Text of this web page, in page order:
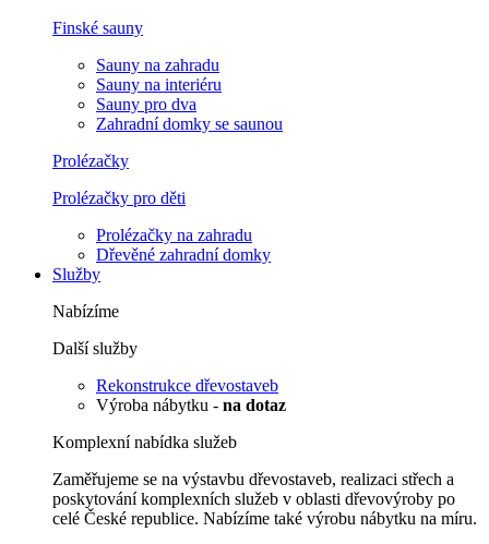
Finské sauny
Sauny na zahradu
Sauny na interiéru
Sauny pro dva
Zahradní domky se saunou
Prolézačky
Prolézačky pro děti
Prolézačky na zahradu
Dřevěné zahradní domky
Služby
Nabízíme
Další služby
Rekonstrukce dřevostaveb
Výroba nábytku - na dotaz
Komplexní nabídka služeb
Zaměřujeme se na výstavbu dřevostaveb, realizaci střech a
poskytování komplexních služeb v oblasti dřevovýroby po
celé České republice. Nabízíme také výrobu nábytku na míru.